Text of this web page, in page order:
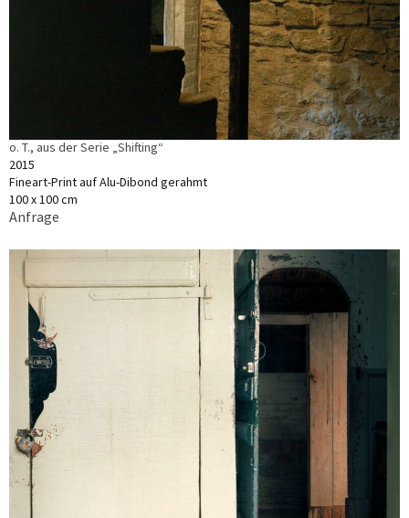
o. T., aus der Serie „Shifting“
2015
Fineart-Print auf Alu-Dibond gerahmt
100 x 100 cm
Anfrage